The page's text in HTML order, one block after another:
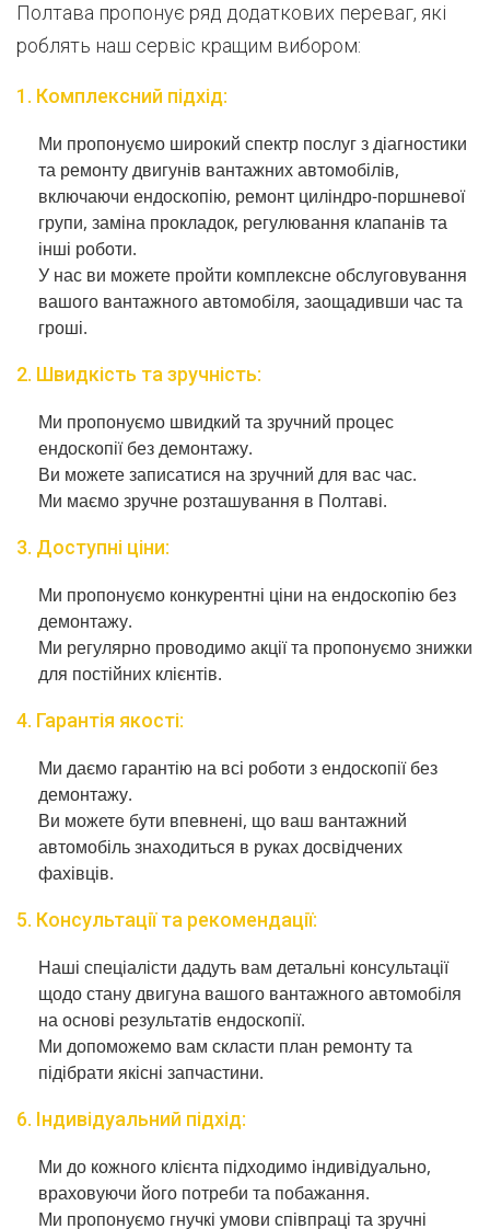
Полтава пропонує ряд додаткових переваг, які
роблять наш сервіс кращим вибором:
1. Комплексний підхід:
Ми пропонуємо широкий спектр послуг з діагностики
та ремонту двигунів вантажних автомобілів,
включаючи ендоскопію, ремонт циліндро-поршневої
групи, заміна прокладок, регулювання клапанів та
інші роботи.
У нас ви можете пройти комплексне обслуговування
вашого вантажного автомобіля, заощадивши час та
гроші.
2. Швидкість та зручність:
Ми пропонуємо швидкий та зручний процес
ендоскопії без демонтажу.
Ви можете записатися на зручний для вас час.
Ми маємо зручне розташування в Полтаві.
3. Доступні ціни:
Ми пропонуємо конкурентні ціни на ендоскопію без
демонтажу.
Ми регулярно проводимо акції та пропонуємо знижки
для постійних клієнтів.
4. Гарантія якості:
Ми даємо гарантію на всі роботи з ендоскопії без
демонтажу.
Ви можете бути впевнені, що ваш вантажний
автомобіль знаходиться в руках досвідчених
фахівців.
5. Консультації та рекомендації:
Наші спеціалісти дадуть вам детальні консультації
щодо стану двигуна вашого вантажного автомобіля
на основі результатів ендоскопії.
Ми допоможемо вам скласти план ремонту та
підібрати якісні запчастини.
6. Індивідуальний підхід:
Ми до кожного клієнта підходимо індивідуально,
враховуючи його потреби та побажання.
Ми пропонуємо гнучкі умови співпраці та зручні